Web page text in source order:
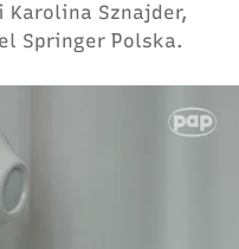
Karolina Sznajder,
Springer Polska.